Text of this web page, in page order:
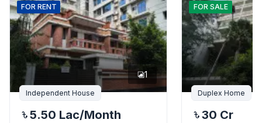
FOR RENT
1
Independent House
5.50 Lac/Month
FOR SALE
Duplex Home
30 Cr